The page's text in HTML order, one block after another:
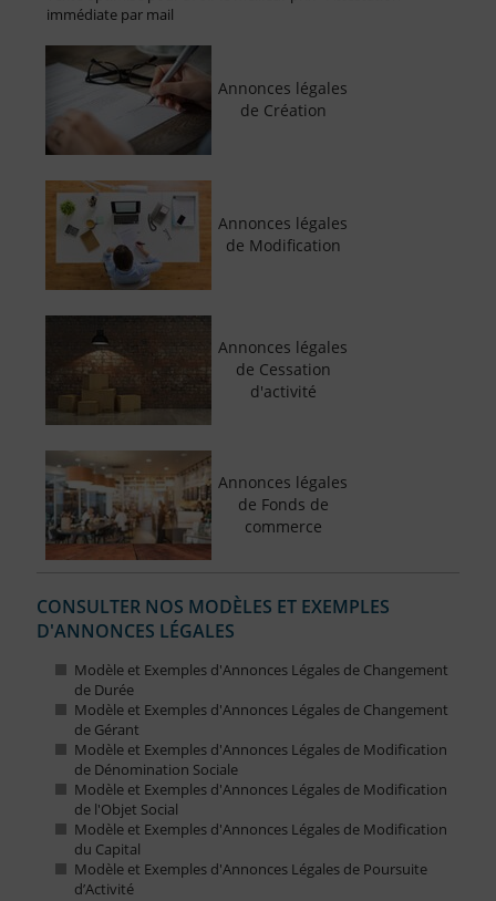
immédiate par mail
Annonces légales
de Création
Annonces légales
de Modification
Annonces légales
de Cessation
d'activité
Annonces légales
de Fonds de
commerce
CONSULTER NOS MODÈLES ET EXEMPLES
D'ANNONCES LÉGALES
Modèle et Exemples d'Annonces Légales de Changement
de Durée
Modèle et Exemples d'Annonces Légales de Changement
de Gérant
Modèle et Exemples d'Annonces Légales de Modification
de Dénomination Sociale
Modèle et Exemples d'Annonces Légales de Modification
de l'Objet Social
Modèle et Exemples d'Annonces Légales de Modification
du Capital
Modèle et Exemples d'Annonces Légales de Poursuite
d’Activité